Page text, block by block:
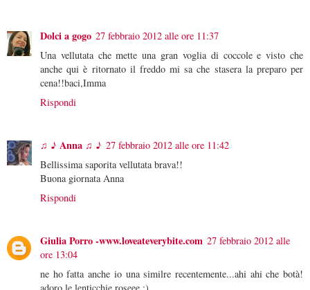
Dolci a gogo 27 febbraio 2012 alle ore 11:37
Una vellutata che mette una gran voglia di coccole e visto che
anche qui è ritornato il freddo mi sa che stasera la preparo per
cena!!baci,Imma
Rispondi
♫ ♪ Anna ♫ ♪ 27 febbraio 2012 alle ore 11:42
Bellissima saporita vellutata brava!!
Buona giornata Anna
Rispondi
Giulia Porro -www.loveateverybite.com 27 febbraio 2012 alle
ore 13:04
ne ho fatta anche io una similre recentemente...ahi ahi che botà!